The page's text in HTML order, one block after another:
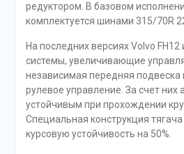
редуктором. В базовом
комплектуется шинами 315/70R
На последних версиях Volvo FH12
системы, увеличивающие
независимая передняя подвеска
рулевое управление. За счет них
устойчивым при прохождении
Специальная конструкция
курсовую устойчивость на 50%.